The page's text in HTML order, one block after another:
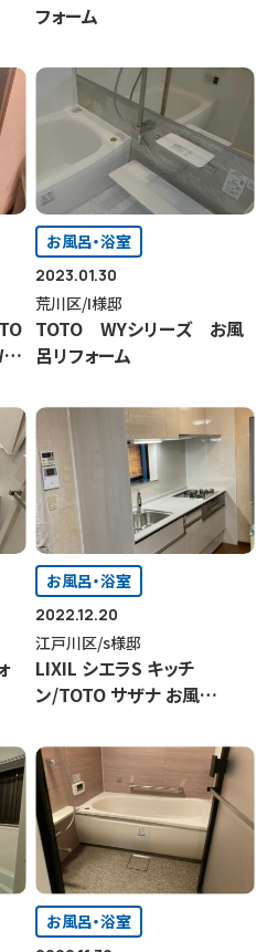
フォーム
お風呂・浴室
2023.01.30
荒川区/I様邸
TOTO WYシリーズ お風
呂リフォーム
お風呂・浴室
2022.12.20
江戸川区/s様邸
LIXIL シエラS キッチ
ン/TOTO サザナ お風
リフォーム
お風呂・浴室